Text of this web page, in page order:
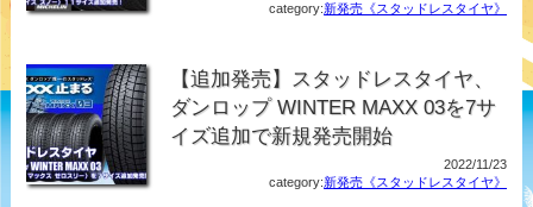
category:新発売《スタッドレスタイヤ》
【追加発売】スタッドレスタイヤ、
ダンロップ WINTER MAXX 03を7サ
イズ追加で新規発売開始
2022/11/23
category:新発売《スタッドレスタイヤ》